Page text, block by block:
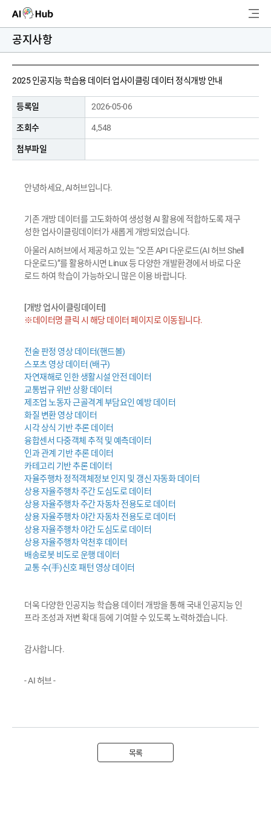
AI-Hub
AI 데이터찾기
AI 허브소개
AI 개발지원
고객지원
색
공지사항
2025 인공지능 학습용 데이터 업사이클링 데이터 정식개방 안내
등록일 2026-05-06
조회수 4,548
첨부파일
안녕하세요, AI허브입니다.
기존 개방 데이터를 고도화하여 생성형 AI 활용에 적합하도록 재구
성한 업사이클링데이터가 새롭게 개방되었습니다.
아울러 AI허브에서 제공하고 있는 “오픈 API 다운로드(AI 허브 Shell
다운로드)”를 활용하시면 Linux 등 다양한 개발환경에서 바로 다운
로드 하여 학습이 가능하오니 많은 이용 바랍니다.
[개방 업사이클링데이터]
※데이터명 클릭 시 해당 데이터 페이지로 이동됩니다.
전술 판정 영상 데이터(핸드볼)
스포츠 영상 데이터 (배구)
자연재해로 인한 생활시설 안전 데이터
교통법규 위반 상황 데이터
제조업 노동자 근골격계 부담요인 예방 데이터
화질 변환 영상 데이터
시각 상식 기반 추론 데이터
융합센서 다중객체 추적 및 예측데이터
인과 관계 기반 추론 데이터
카테고리 기반 추론 데이터
자율주행차 정적객체정보 인지 및 갱신 자동화 데이터
상용 자율주행차 주간 도심도로 데이터
상용 자율주행차 주간 자동차 전용도로 데이터
상용 자율주행차 야간 자동차 전용도로 데이터
상용 자율주행차 야간 도심도로 데이터
상용 자율주행차 악천후 데이터
배송로봇 비도로 운행 데이터
교통 수(手)신호 패턴 영상 데이터
더욱 다양한 인공지능 학습용 데이터 개방을 통해 국내 인공지능 인
프라 조성과 저변 확대 등에 기여할 수 있도록 노력하겠습니다.
감사합니다.
- AI 허브 -
목록